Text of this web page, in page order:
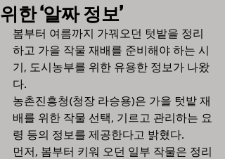
위한 ‘알짜 정보’
봄부터 여름까지 가꿔오던 텃밭을 정리
하고 가을 작물 재배를 준비해야 하는 시
기, 도시농부를 위한 유용한 정보가 나왔
다.
농촌진흥청(청장 라승용)은 가을 텃밭 재
배를 위한 작물 선택, 기르고 관리하는 요
령 등의 정보를 제공한다고 밝혔다.
먼저, 봄부터 키워 오던 일부 작물은 정리